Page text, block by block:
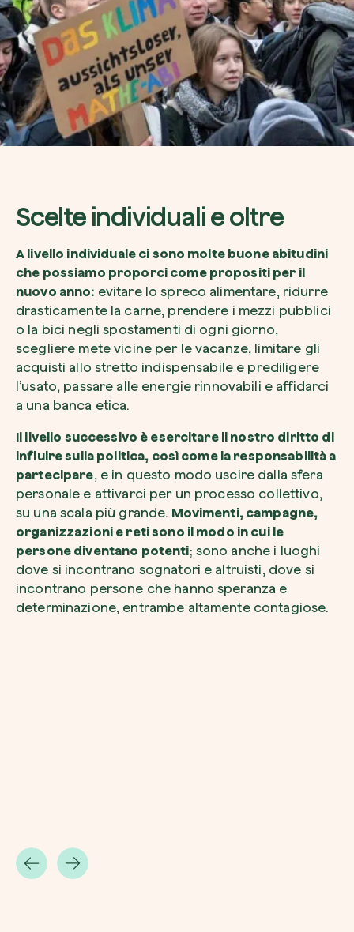
Scelte individuali e oltre
A livello individuale ci sono molte buone abitudini
che possiamo proporci come propositi per il
nuovo anno: evitare lo spreco alimentare, ridurre
drasticamente la carne, prendere i mezzi pubblici
o la bici negli spostamenti di ogni giorno,
scegliere mete vicine per le vacanze, limitare gli
acquisti allo stretto indispensabile e prediligere
l’usato, passare alle energie rinnovabili e affidarci
a una banca etica.
Il livello successivo è esercitare il nostro diritto di
influire sulla politica, così come la responsabilità a
partecipare, e in questo modo uscire dalla sfera
personale e attivarci per un processo collettivo,
su una scala più grande. Movimenti, campagne,
organizzazioni e reti sono il modo in cui le
persone diventano potenti; sono anche i luoghi
dove si incontrano sognatori e altruisti, dove si
incontrano persone che hanno speranza e
determinazione, entrambe altamente contagiose.
Usa il codice